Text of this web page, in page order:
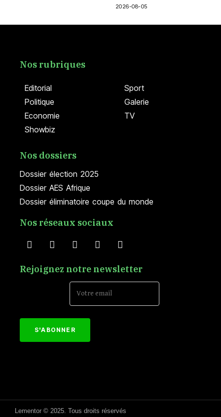
2026-08-05
Editorial
Politique
Economie
Showbiz
Sport
Galerie
TV
Nos rubriques
Dossier élection 2025
Dossier AES Afrique
Dossier éliminatoire coupe du monde
Nos dossiers
Nos réseaux sociaux
Rejoignez notre newsletter
Lementor © 2025. Tous droits réservés